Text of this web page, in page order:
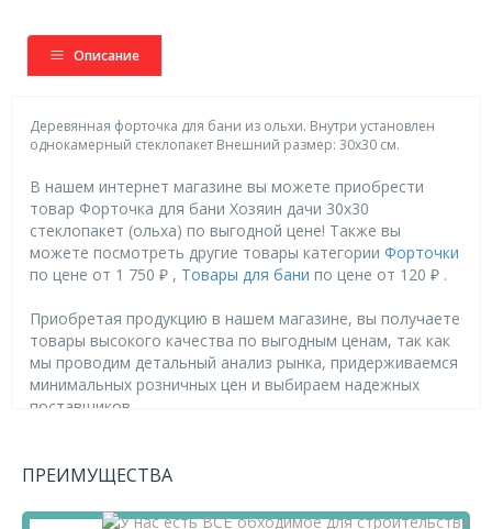
Описание
Деревянная форточка для бани из ольхи. Внутри установлен
однокамерный стеклопакет Внешний размер: 30х30 см.
В нашем интернет магазине вы можете приобрести
товар Форточка для бани Хозяин дачи 30х30
стеклопакет (ольха) по выгодной цене! Также вы
можете посмотреть другие товары категории Форточки
по цене от 1 750 ₽ , Товары для бани по цене от 120 ₽ .
Приобретая продукцию в нашем магазине, вы получаете
товары высокого качества по выгодным ценам, так как
мы проводим детальный анализ рынка, придерживаемся
минимальных розничных цен и выбираем надежных
поставщиков.
оформите свой заказ.
телефону+7 812 740 68 02или в онлайн-чате прямо на
ПРЕИМУЩЕСТВА